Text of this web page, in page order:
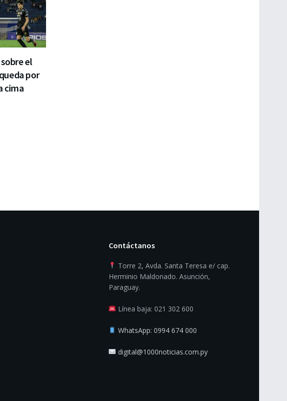
el
por
cima
Contáctanos
Torre 2, Avda. Santa Teresa e/ cap.
Herminio Maldonado. Asunción,
Paraguay.
Línea baja: 021 302 600
WhatsApp: 0994 674 000
digital@1000noticias.com.py